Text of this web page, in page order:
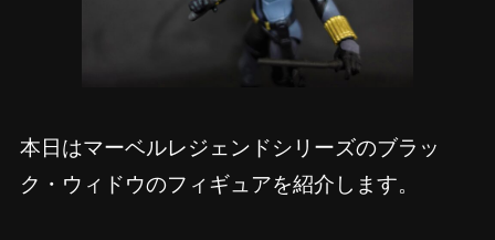
本日はマーベルレジェンドシリーズのブラッ
ク・ウィドウのフィギュアを紹介します。